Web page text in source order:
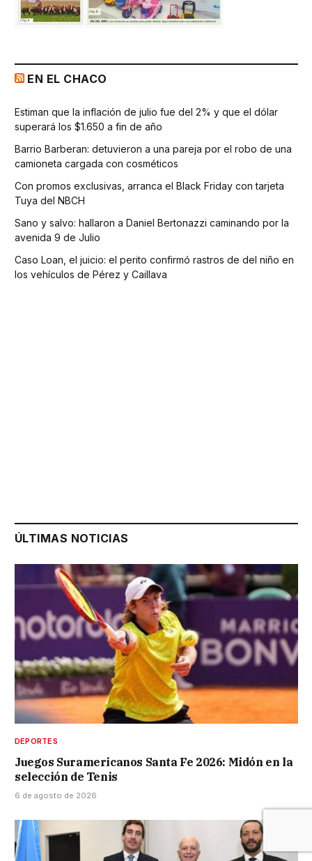
EN EL CHACO
Estiman que la inflación de julio fue del 2% y que el dólar
superará los $1.650 a fin de año
Barrio Barberan: detuvieron a una pareja por el robo de una
camioneta cargada con cosméticos
Con promos exclusivas, arranca el Black Friday con tarjeta
Tuya del NBCH
Sano y salvo: hallaron a Daniel Bertonazzi caminando por la
avenida 9 de Julio
Caso Loan, el juicio: el perito confirmó rastros de del niño en
los vehículos de Pérez y Caillava
ÚLTIMAS NOTICIAS
DEPORTES
Juegos Suramericanos Santa Fe 2026: Midón en la
selección de Tenis
6 de agosto de 2026